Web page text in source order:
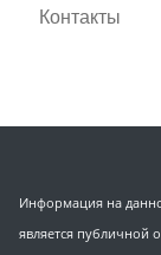
Контакты
Информация на
является публичной